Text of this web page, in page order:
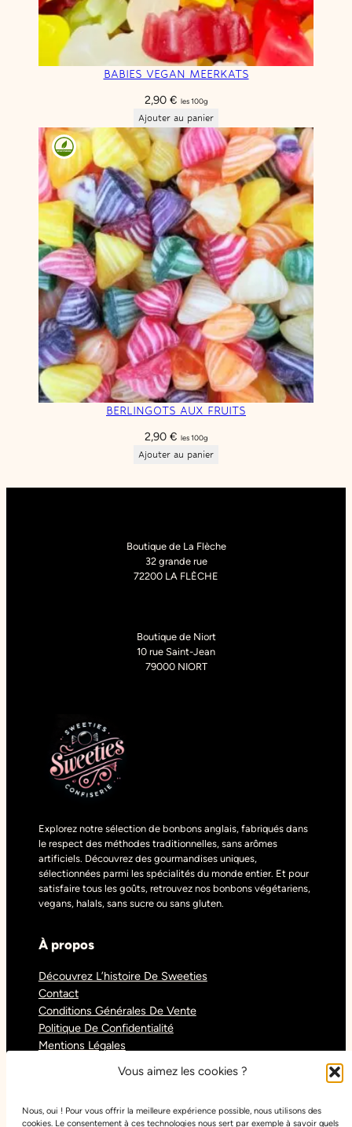
Vous aimez les cookies ?
Nous, oui ! Pour vous offrir la meilleure expérience possible, nous utilisons des
cookies. Le consentement à ces technologies nous sert par exemple à savoir quels
BABIES VEGAN MEERKATS
2,90 € les 100g
Ajouter au panier
BERLINGOTS AUX FRUITS
2,90 € les 100g
Ajouter au panier
Boutique de La Flèche
32 grande rue
72200 LA FLÈCHE
Boutique de Niort
10 rue Saint-Jean
79000 NIORT
Explorez notre sélection de bonbons anglais, fabriqués dans
le respect des méthodes traditionnelles, sans arômes
artificiels. Découvrez des gourmandises uniques,
sélectionnées parmi les spécialités du monde entier. Et pour
satisfaire tous les goûts, retrouvez nos bonbons végétariens,
vegans, halals, sans sucre ou sans gluten.
À propos
Découvrez L’histoire De Sweeties
Contact
Conditions Générales De Vente
Politique De Confidentialité
Mentions Légales
Réseaux sociaux